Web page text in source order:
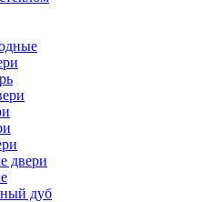
двери
дуб